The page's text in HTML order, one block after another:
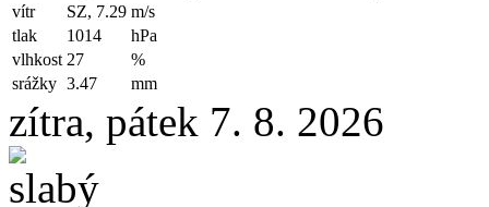
vítr SZ, 7.29 m/s
tlak
1014
hPa
vlhkost 27
%
srážky 3.47 mm
zítra, pátek 7. 8. 2026